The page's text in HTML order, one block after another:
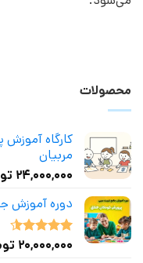
محصولات
کارگاه
مربیان
۲۴,۰۰۰,۰۰۰
دوره آموزش
نمره4.50
۲۰,۰۰۰,۰۰۰